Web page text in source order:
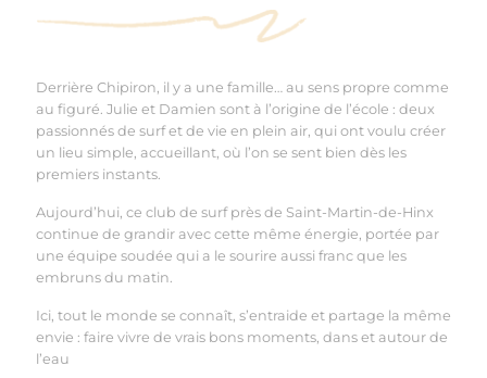
Derrière Chipiron, il y a une famille… au sens propre comme
au figuré. Julie et Damien sont à l’origine de l’école : deux
passionnés de surf et de vie en plein air, qui ont voulu créer
un lieu simple, accueillant, où l’on se sent bien dès les
premiers instants.
Aujourd’hui, ce club de surf près de Saint-Martin-de-Hinx
continue de grandir avec cette même énergie, portée par
une équipe soudée qui a le sourire aussi franc que les
embruns du matin.
Ici, tout le monde se connaît, s’entraide et partage la même
envie : faire vivre de vrais bons moments, dans et autour de
l’eau